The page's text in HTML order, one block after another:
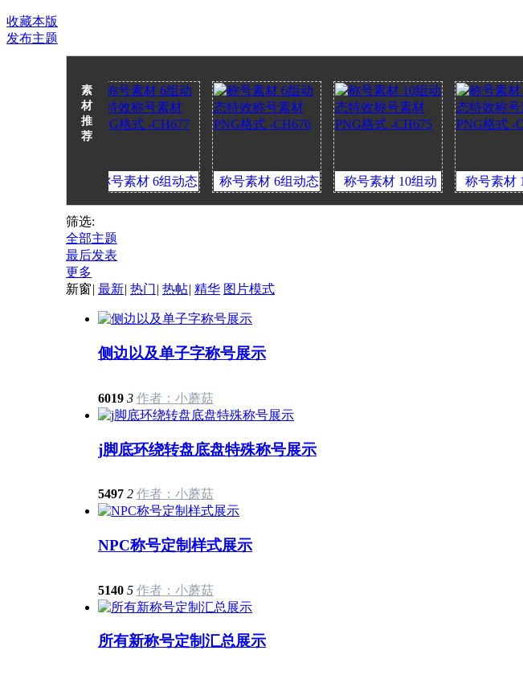
收藏本版
发布主题
素
材
推
荐
称号素材 6组动态
特效称号素材PNG
格式 -CH677
称号素材 6组动态
特效称号素材PNG
称号素材 10组动
态特效称号素材
称号素材 12组动
态特效称号素材
筛选:
全部主题
最后发表
更多
新窗| 最新| 热门 | 热帖| 精华 图片模式
侧边以及单子字称号展示
6019 3 作者：小蘑菇
j脚底环绕转盘底盘特殊称号展示
5497 2 作者：小蘑菇
NPC称号定制样式展示
5140 5 作者：小蘑菇
所有新称号定制汇总展示